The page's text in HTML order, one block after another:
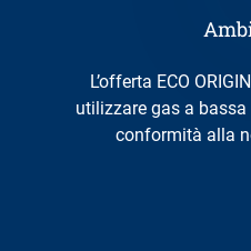
L’offerta ECO ORIGIN™ CO₂ vi consente di
utilizzare gas a
conformità alla